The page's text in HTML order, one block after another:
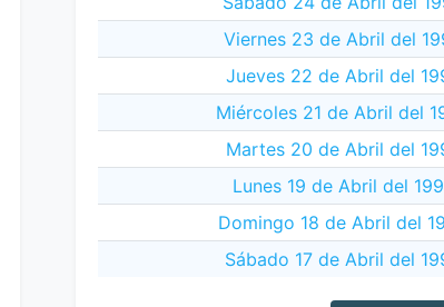
Viernes 23 de Abril del
Jueves 22 de Abril del
Miércoles 21 de Abril del
Martes 20 de Abril del
Lunes 19 de Abril del
Domingo 18 de Abril del
Sábado 17 de Abril del